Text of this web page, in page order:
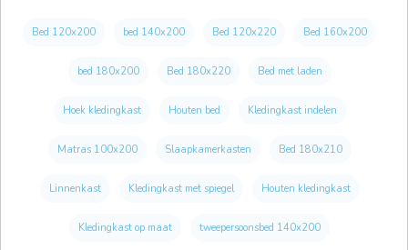
Bed 120x200 bed 140x200 Bed 120x220 Bed 160x200
bed 180x200 Bed 180x220 Bed met laden
Hoek kledingkast Houten bed Kledingkast indelen
Matras 100x200 Slaapkamerkasten Bed 180x210
Linnenkast Kledingkast met spiegel Houten kledingkast
Kledingkast op maat tweepersoonsbed 140x200